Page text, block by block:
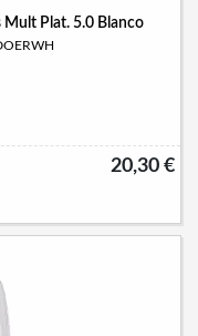
Mult Plat. 5.0 Blanco
20,30 €